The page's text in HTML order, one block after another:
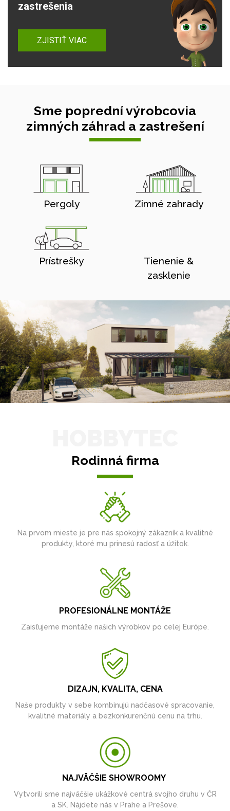
zastrešenia
ZJISTIŤ VIAC
Sme poprední výrobcovia
zimných záhrad a zastrešení
Pergoly Zimné zahrady
Prístrešky
Tienenie &
zasklenie
Rodinná firma
Na prvom mieste je pre nás spokojný zákazník a kvalitné
produkty, ktoré mu prinesú radosť a úžitok.
PROFESIONÁLNE MONTÁŽE
Zaisťujeme montáže našich výrobkov po celej Európe.
DIZAJN, KVALITA, CENA
Naše produkty v sebe kombinujú nadčasové spracovanie,
kvalitné materiály a bezkonkurenčnú cenu na trhu.
NAJVÄČŠIE SHOWROOMY
Vytvorili sme najväčšie ukážkové centrá svojho druhu v ČR
a SK. Nájdete nás v Prahe a Prešove.